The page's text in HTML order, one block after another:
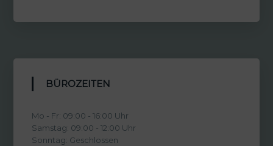
BÜROZEITEN
Mo - Fr: 09:00 - 16:00 Uhr
Samstag: 09:00 - 12:00 Uhr
Sonntag: Geschlossen